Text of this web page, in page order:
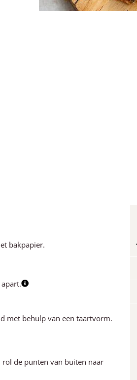
bakpapier.
apart.
met behulp van een taartvorm.
rol de punten van buiten naar